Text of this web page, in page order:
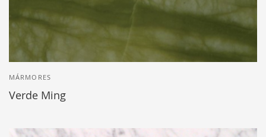
MÁRMORES
Verde Ming